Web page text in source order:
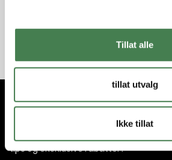
Tillat alle
tillat utvalg
Ikke tillat
tips og eksklusive rabatter!